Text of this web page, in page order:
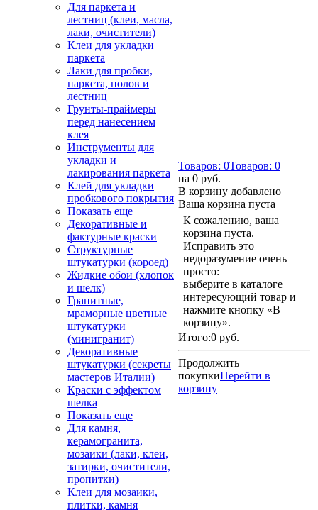
Для паркета и
лестниц (клеи, масла,
лаки, очистители)
Клеи для укладки
паркета
Лаки для пробки,
паркета, полов и
лестниц
Грунты-праймеры
перед нанесением
клея
Инструменты для
укладки и
лакирования паркета
Клей для укладки
пробкового покрытия
Показать еще
Декоративные и
фактурные краски
Структурные
штукатурки (короед)
Жидкие обои (хлопок
и шелк)
Гранитные,
мраморные цветные
штукатурки
(минигранит)
Декоративные
штукатурки (секреты
мастеров Италии)
Краски с эффектом
шелка
Показать еще
Для камня,
керамогранита,
мозаики (лаки, клеи,
затирки, очистители,
пропитки)
Клеи для мозаики,
плитки, камня
Товаров: 0Товаров: 0
на 0 руб.
В корзину добавлено
Ваша корзина пуста
К сожалению, ваша
корзина пуста.
Исправить это
недоразумение очень
просто:
выберите в каталоге
интересующий товар и
нажмите кнопку «В
корзину».
Итого:0 руб.
Продолжить
покупкиПерейти в
корзину